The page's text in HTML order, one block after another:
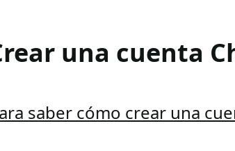
una cuenta
saber cómo crear una